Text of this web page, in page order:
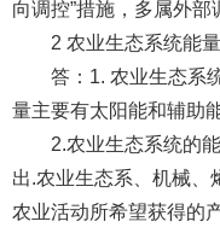
向调控”措施，多属外部
2 农业生态系统能
答：1. 农业生态系
量主要有太阳能和辅助
2.农业生态系统的
出.农业生态系、机械、
农业活动所希望获得的